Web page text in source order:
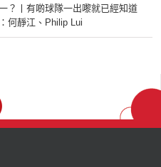
？丨有啲球隊一出嚟就已經知道
何靜江、Philip Lui